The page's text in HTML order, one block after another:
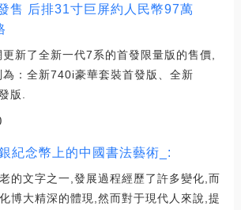
售 后排31寸巨屏約人民幣97萬
新了全新一代7系的首發限量版的售價,
：全新740i豪華套裝首發版、全新
版.
紀念幣上的中國書法藝術_:
的文字之一,發展過程經歷了許多變化,而
博大精深的體現,然而對于現代人來說,提